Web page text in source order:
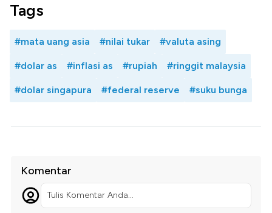
Tags
#mata uang asia #nilai tukar #valuta asing
#dolar as #inflasi as #rupiah #ringgit malaysia
#dolar singapura #federal reserve #suku bunga
Komentar
Tulis Komentar Anda...